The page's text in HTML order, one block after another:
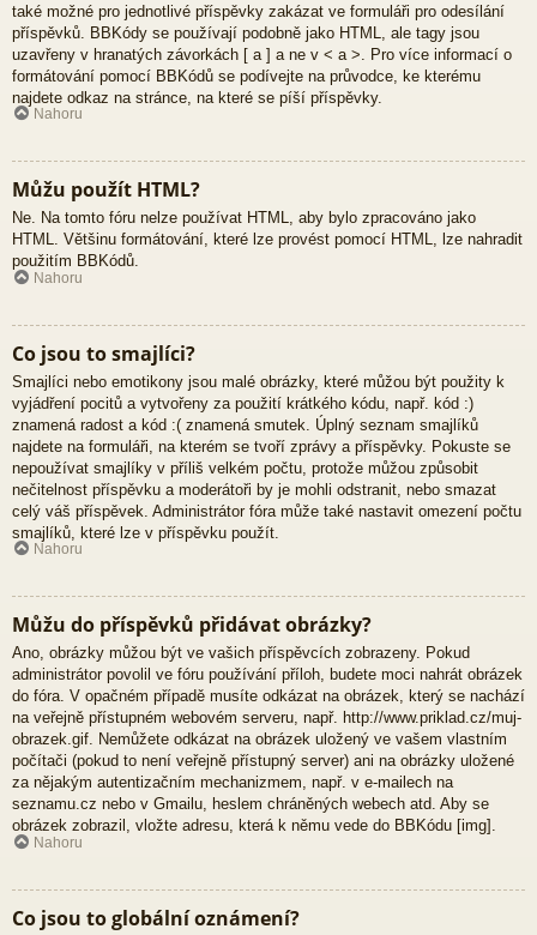
také možné pro jednotlivé příspěvky zakázat ve formuláři pro odesílání
příspěvků. BBKódy se používají podobně jako HTML, ale tagy jsou
uzavřeny v hranatých závorkách [ a ] a ne v < a >. Pro více informací o
formátování pomocí BBKódů se podívejte na průvodce, ke kterému
najdete odkaz na stránce, na které se píší příspěvky.
Nahoru
Můžu použít HTML?
Ne. Na tomto fóru nelze používat HTML, aby bylo zpracováno jako
HTML. Většinu formátování, které lze provést pomocí HTML, lze nahradit
použitím BBKódů.
Nahoru
Co jsou to smajlíci?
Smajlíci nebo emotikony jsou malé obrázky, které můžou být použity k
vyjádření pocitů a vytvořeny za použití krátkého kódu, např. kód :)
znamená radost a kód :( znamená smutek. Úplný seznam smajlíků
najdete na formuláři, na kterém se tvoří zprávy a příspěvky. Pokuste se
nepoužívat smajlíky v příliš velkém počtu, protože můžou způsobit
nečitelnost příspěvku a moderátoři by je mohli odstranit, nebo smazat
celý váš příspěvek. Administrátor fóra může také nastavit omezení počtu
smajlíků, které lze v příspěvku použít.
Nahoru
Můžu do příspěvků přidávat obrázky?
Ano, obrázky můžou být ve vašich příspěvcích zobrazeny. Pokud
administrátor povolil ve fóru používání příloh, budete moci nahrát obrázek
do fóra. V opačném případě musíte odkázat na obrázek, který se nachází
na veřejně přístupném webovém serveru, např. http://www.priklad.cz/muj-
obrazek.gif. Nemůžete odkázat na obrázek uložený ve vašem vlastním
počítači (pokud to není veřejně přístupný server) ani na obrázky uložené
za nějakým autentizačním mechanizmem, např. v e-mailech na
seznamu.cz nebo v Gmailu, heslem chráněných webech atd. Aby se
obrázek zobrazil, vložte adresu, která k němu vede do BBKódu [img].
Nahoru
Co jsou to globální oznámení?